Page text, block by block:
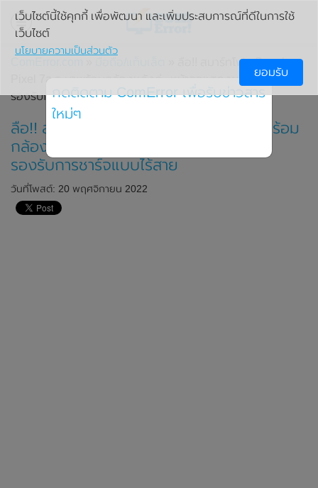
» ลือ!! สมาร์ทโฟน Google
Pixel 7a จะมาพร้อมกล้องหลังคู่ , หน้าจอแสดงผล 90Hz และ
รองรับการชาร์จแบบไร้สาย
ลือ!! สมาร์ทโฟน Google Pixel 7a จะมาพร้อม
กล้องหลังคู่ , หน้าจอแสดงผล 90Hz และ
รองรับการชาร์จแบบไร้สาย
วันที่โพสต์: 20 พฤศจิกายน 2022
เว็บไซต์นี้ใช้คุกกี้ เพื่อพัฒนา และเพิ่มประสบการณ์ที่ดีในการใช้
เว็บไซต์
นโยบายความเป็นส่วนตัว
ยอมรับ
กดติดตาม ComError เพื่อรับข่าวสาร
ใหม่ๆ